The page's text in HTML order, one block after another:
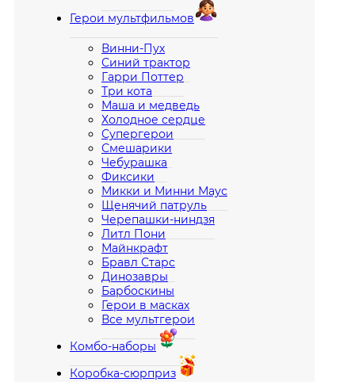
Герои мультфильмов
Винни-Пух
Синий трактор
Гарри Поттер
Три кота
Маша и медведь
Холодное сердце
Супергерои
Смешарики
Чебурашка
Фиксики
Микки и Минни Маус
Щенячий патруль
Черепашки-ниндзя
Литл Пони
Майнкрафт
Бравл Старс
Динозавры
Барбоскины
Герои в масках
Все мультгерои
Комбо-наборы
Коробка-сюрприз